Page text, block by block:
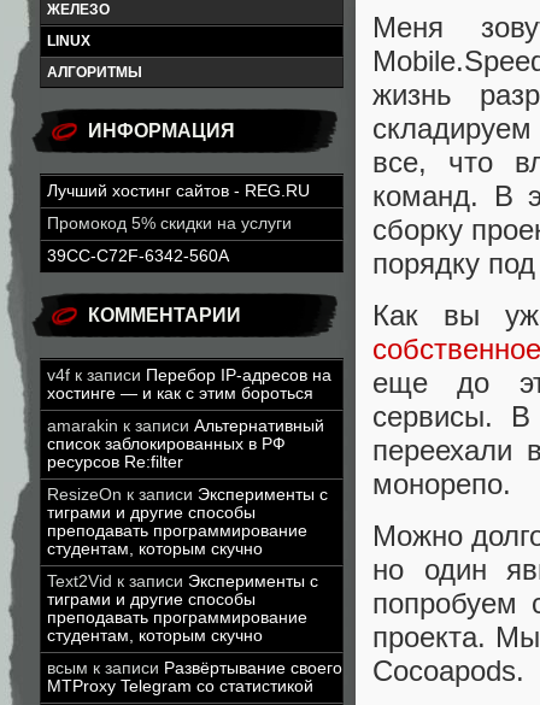
ЖЕЛЕЗО
LINUX
АЛГОРИТМЫ
ИНФОРМАЦИЯ
Лучший хостинг сайтов - REG.RU
Промокод 5% скидки на услуги
39CC-C72F-6342-560A
КОММЕНТАРИИ
v4f к записи Перебор IP-адресов на
хостинге — и как с этим бороться
amarakin к записи Альтернативный
список заблокированных в РФ
ресурсов Re:filter
ResizeOn к записи Эксперименты с
тиграми и другие способы
преподавать программирование
студентам, которым скучно
Text2Vid к записи Эксперименты с
тиграми и другие способы
преподавать программирование
студентам, которым скучно
всым к записи Развёртывание своего
MTProxy Telegram со статистикой
Меня
жизнь
все, что
команд. В
сборку
порядку
Как вы
еще до
сервисы.
переехали
монорепо.
Можно
но один
попробуем
проекта.
Cocoapods.